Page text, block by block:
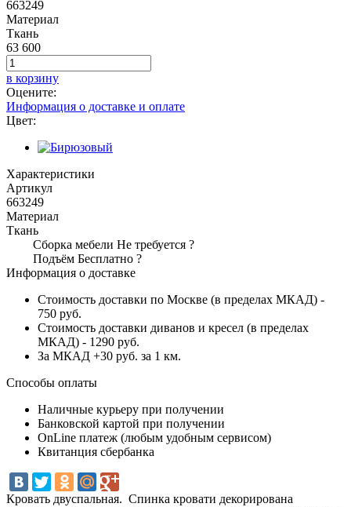
663249
Материал
Ткань
63 600
в корзину
Оцените:
Информация о доставке и оплате
Цвет:
Характеристики
Артикул
663249
Материал
Ткань
Сборка мебели Не требуется ?
Подъём Бесплатно ?
Информация о доставке
Стоимость доставки по Москве (в пределах МКАД) -
750 руб.
Стоимость доставки диванов и кресел (в пределах
МКАД) - 1290 руб.
За МКАД +30 руб. за 1 км.
Способы оплаты
Наличные курьеру при получении
Банковской картой при получении
OnLine платеж (любым удобным сервисом)
Квитанция сбербанка
Кровать двуспальная. Спинка кровати декорирована